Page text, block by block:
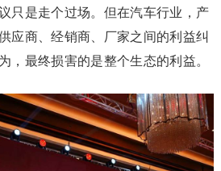
只是走个过场。但在汽车行业，产
应商、经销商、厂家之间的利益纠
，最终损害的是整个生态的利益。